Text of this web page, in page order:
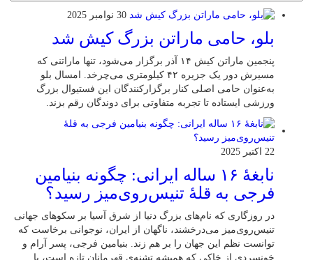
30 نوامبر 2025
بلو، حامی ماراتن بزرگ کیش شد
پنجمین ماراتن کیش ۱۴ آذر برگزار می‌شود، تنها ماراتنی که
مسیرش دور یک جزیره ۴۲ کیلومتری می‌چرخد. امسال بلو
به‌عنوان حامی اصلی کنار برگزارکنندگان این فستیوال بزرگ
ورزشی ایستاده تا تجربه متفاوتی برای دوندگان رقم بزند.
22 اکتبر 2025
نابغهٔ ۱۶ ساله ایرانی: چگونه بنیامین
فرجی به قلهٔ تنیس‌روی‌میز رسید؟
در روزگاری که نام‌های بزرگ دنیا از شرق آسیا بر سکوهای جهانی
تنیس‌روی‌میز می‌درخشند، ناگهان از ایران، نوجوانی برخاست که
توانست نظم این جهان را بر هم زند. بنیامین فرجی، پسر آرام و
خونسردی از خاکی که همیشه تشنه‌ی قهرمانان تازه است، با